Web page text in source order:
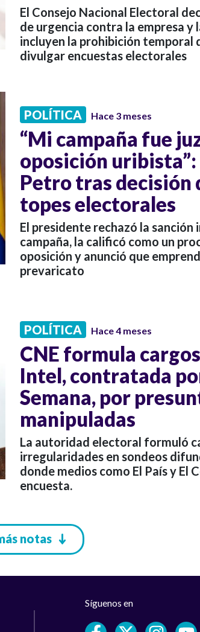
El Consejo Nacional Electoral
de urgencia contra la empresa y
incluyen la prohibición temporal
divulgar encuestas electorales
POLÍTICA Hace 3 meses
“Mi campaña fue
oposición
Petro tras decisión
topes electorales
El presidente rechazó la sanción
campaña, la calificó como un
oposición y anunció que
prevaricato
POLÍTICA Hace 4 meses
CNE formula
Intel, contratada
Semana, por
manipuladas
La autoridad electoral formuló
irregularidades en sondeos
donde medios como El País y El
encuesta.
notas
Síguenos en